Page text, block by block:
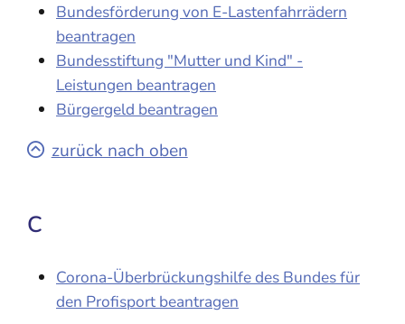
Bundesförderung von E-Lastenfahrrädern
beantragen
Bundesstiftung "Mutter und Kind" -
Leistungen beantragen
Bürgergeld beantragen
zurück nach oben
C
Corona-Überbrückungshilfe des Bundes für
den Profisport beantragen